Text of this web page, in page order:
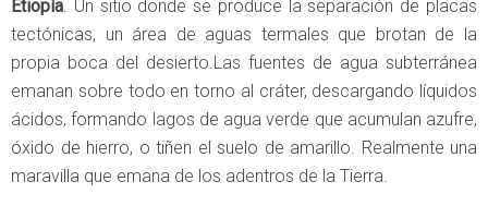
Etiopía . Un sitio donde se produce la separación de placas
tectónicas, un área de aguas termales que brotan de la
propia boca del desierto.Las fuentes de agua subterránea
emanan sobre todo en torno al cráter, descargando líquidos
ácidos, formando lagos de agua verde que acumulan azufre,
óxido de hierro, o tiñen el suelo de amarillo. Realmente una
maravilla que emana de los adentros de la Tierra.